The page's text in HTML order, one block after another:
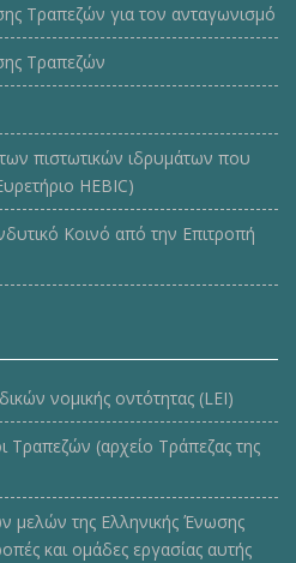
Τραπεζών για τον ανταγωνισμό
Τραπεζών
πιστωτικών ιδρυμάτων που
HEBIC)
Κοινό από την Επιτροπή
νομικής οντότητας (LEI)
Τραπεζών (αρχείο Τράπεζας της
της Ελληνικής Ένωσης
και ομάδες εργασίας αυτής